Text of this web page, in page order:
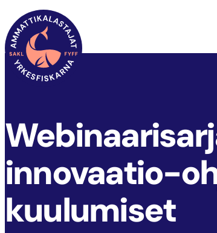
FYFF ARTIKLAR
innovaatio-
kuulumiset